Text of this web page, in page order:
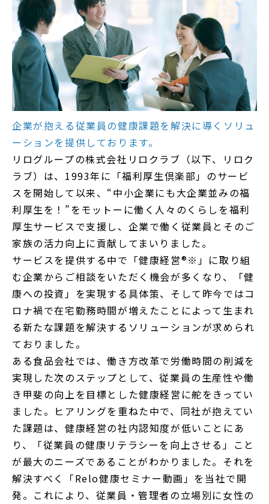
企業が抱える従業員の健康課題を解決に導くソリュ
ーションを提供しております。
リログループの株式会社リロクラブ（以下、リロク
ラブ）は、1993年に「福利厚生倶楽部」のサービ
スを開始して以来、“中小企業にも大企業並みの福
利厚生を！”をモットーに働く人々のくらしを福利
厚生サービスで支援し、企業で働く従業員とそのご
家族の活力向上に貢献してまいりました。
サービスを提供する中で「健康経営®※」に取り組
む企業からご相談をいただく機会が多くなり、「健
康への投資」を実現する具体策、そして昨今ではコ
ロナ禍で在宅勤務時間が増えたことによって生まれ
る新たな課題を解決するソリューションが求められ
ておりました。
ある食品会社では、働き方改革で労働時間の削減を
実現した次のステップとして、従業員の生産性や働
き甲斐の向上を目標とした健康経営に舵をきってい
ました。ヒアリングを重ねた中で、同社が抱えてい
た課題は、健康経営の社内認知度が低いことにあ
り、「従業員の健康リテラシーを向上させる」こと
が最大のニーズであることがわかりました。それを
解決すべく「Relo健康セミナー動画」を当社で開
発。これにより、従業員・管理者の立場別に女性の